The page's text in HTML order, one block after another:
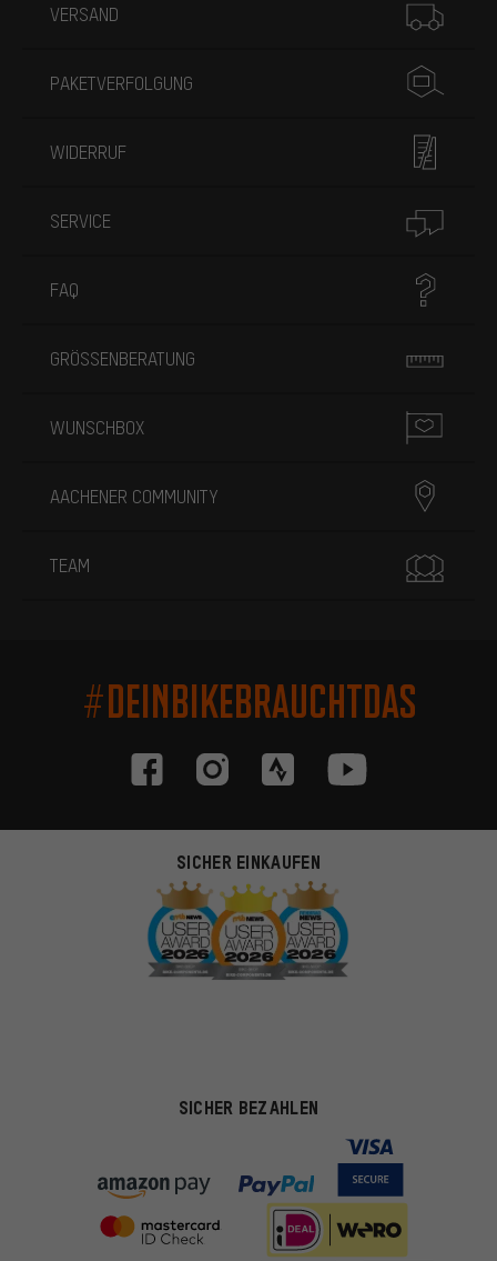
VERSAND
PAKETVERFOLGUNG
WIDERRUF
SERVICE
FAQ
GRÖSSENBERATUNG
WUNSCHBOX
AACHENER COMMUNITY
TEAM
#DEINBIKEBRAUCHTDAS
SICHER EINKAUFEN
SICHER BEZAHLEN